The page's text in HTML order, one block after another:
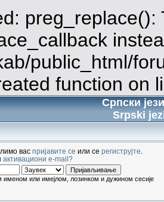
public_html/
function on
Српски
Srpski
вас пријавите се или се региструјте
активациони e-mail?
именом или имејлом, лозинком и дужином сесије